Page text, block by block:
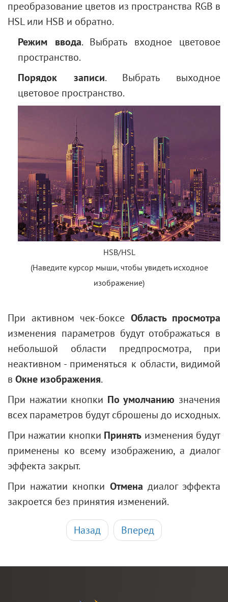
Черно-белая фотография
Улучшение портрета
Создание валентинки
Портрет в стиле поп-арт
Портрет из снимков
Обои "Книжная полка"
Эффект объемной мозаики
Многослойный текст
Фотография в ретро-стиле
Старый снимок
Эффект фигурного размытия
Тонирование фотографии
Изменение цвета глаз
Убираем очки
Подбор помады
преобразование цветов из пространства RGB в
HSL или HSB и обратно.
Режим ввода. Выбрать входное цветовое
пространство.
Порядок записи. Выбрать выходное
цветовое пространство.
HSB/HSL
(Наведите курсор мыши, чтобы увидеть исходное
изображение)
При активном чек-боксе Область просмотра
изменения параметров будут отображаться в
небольшой области предпросмотра, при
неактивном - применяться к области, видимой
в Окне изображения.
При нажатии кнопки По умолчанию значения
всех параметров будут сброшены до исходных.
При нажатии кнопки Принять изменения будут
применены ко всему изображению, а диалог
эффекта закрыт.
При нажатии кнопки Отмена диалог эффекта
закроется без принятия изменений.
Назад Вперед